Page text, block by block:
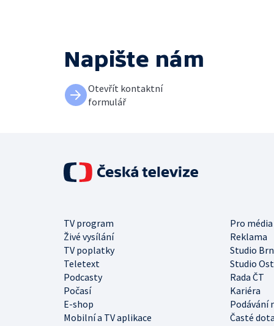
Napište nám
Otevřít kontaktní
formulář
TV program
Pro média
Živé vysílání
Reklama
TV poplatky
Studio
Teletext
Studio
Podcasty
Rada ČT
Počasí
Kariéra
E-shop
Podávání
Mobilní a TV aplikace
Časté